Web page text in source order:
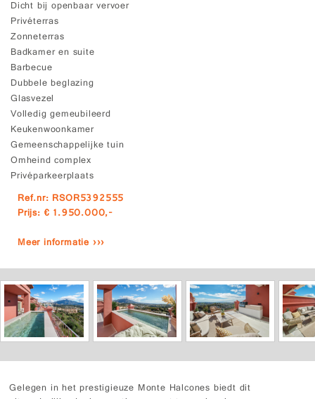
Dicht bij openbaar vervoer
Privéterras
Zonneterras
Badkamer en suite
Barbecue
Dubbele beglazing
Glasvezel
Volledig gemeubileerd
Keukenwoonkamer
Gemeenschappelijke tuin
Omheind complex
Privéparkeerplaats
Ref.nr: RSOR5392555
Prijs: € 1.950.000,-
Meer informatie ›››
Gelegen in het prestigieuze Monte Halcones biedt dit